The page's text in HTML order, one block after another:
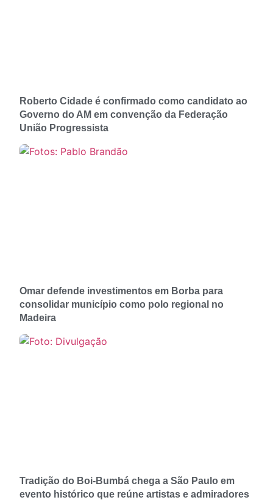
Roberto Cidade é confirmado como candidato ao
Governo do AM em convenção da Federação
União Progressista
Omar defende investimentos em Borba para
consolidar município como polo regional no
Madeira
Tradição do Boi-Bumbá chega a São Paulo em
evento histórico que reúne artistas e admiradores